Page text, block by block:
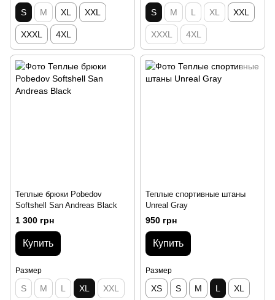
S M XL XXL
XXXL 4XL
S M L XL XXL
XXXL 4XL
Теплые брюки Pobedov
Softshell San Andreas Black
1 300 грн
Купить
Размер
S M L XL XXL
Теплые спортивные штаны
Unreal Gray
950 грн
Купить
Размер
XS S M L XL